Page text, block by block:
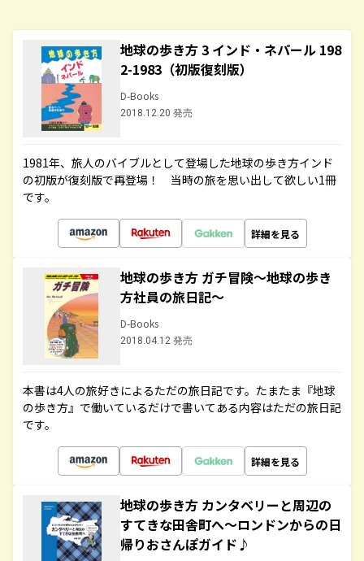
地球の歩き方 3 インド・ネパール 198
2-1983（初版復刻版）
D-Books
2018.12.20 発売
1981年、旅人のバイブルとして登場した地球の歩き方インド
の初版が復刻版で再登場！ 当時の旅を思い出して欲しい1冊
です。
詳細を見る
地球の歩き方 ガチ冒険～地球の歩き
方社員の旅日記～
D-Books
2018.04.12 発売
本書は4人の旅好きによるただの旅日記です。たまたま『地球
の歩き方』で働いているだけで書いてある内容はただの旅日記
です。
詳細を見る
地球の歩き方 カンタベリーと周辺の
すてきな田舎町へ～ロンドンからの日
帰りおさんぽガイド♪